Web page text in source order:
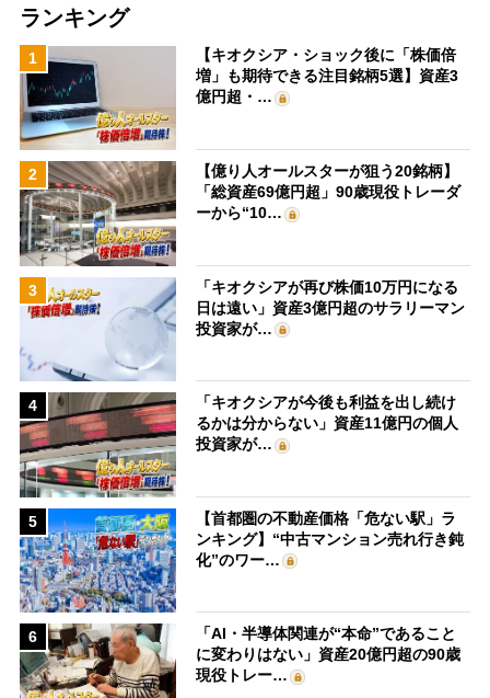
ランキング
1
【キオクシア・ショック後に「株価倍
増」も期待できる注目銘柄5選】資産3
億円超・…
2
【億り人オールスターが狙う20銘柄】
「総資産69億円超」90歳現役トレーダ
ーから“10…
3
「キオクシアが再び株価10万円になる
日は遠い」資産3億円超のサラリーマン
投資家が…
4
「キオクシアが今後も利益を出し続け
るかは分からない」資産11億円の個人
投資家が…
5
【首都圏の不動産価格「危ない駅」ラ
ンキング】“中古マンション売れ行き鈍
化”のワー…
6
「AI・半導体関連が“本命”であること
に変わりはない」資産20億円超の90歳
現役トレー…